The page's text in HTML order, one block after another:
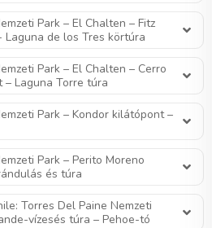
Park – El Chalten – Fitz
de los Tres körtúra
Park – El Chalten – Cerro
Laguna Torre túra
Park – Kondor kilátópont –
Park – Perito Moreno
és túra
Torres Del Paine Nemzeti
vízesés túra – Pehoe-tó